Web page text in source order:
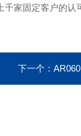
千家固定客户的
下一个：